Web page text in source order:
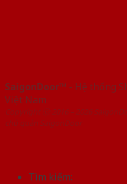
SaigonDoor™ - Hệ thống
Việt Nam
Copyright ⓒ 2016 – 2026
chủ quản SaigonDoor
Tìm kiếm: